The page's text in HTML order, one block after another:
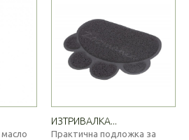
ИЗТРИВАЛКА...
Практична подложка за